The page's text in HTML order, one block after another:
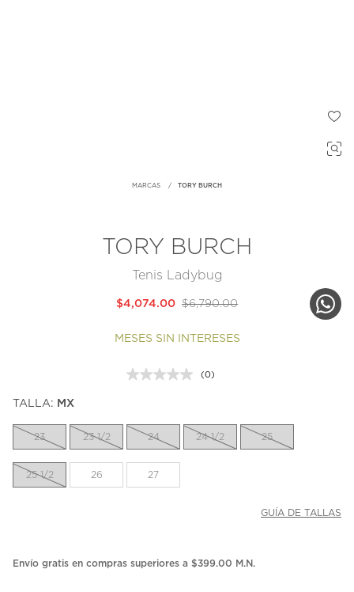
MARCAS TORY BURCH
TORY BURCH
Tenis Ladybug
$6,790.00
$4,074.00
MESES SIN INTERESES
Sin
la
misma
(0)
TALLA: MX
23 23 1/2 24 24 1/2 25
25 1/2 26 27
GUÍA DE TALLAS
Envío gratis en compras superiores a $399.00 M.N.